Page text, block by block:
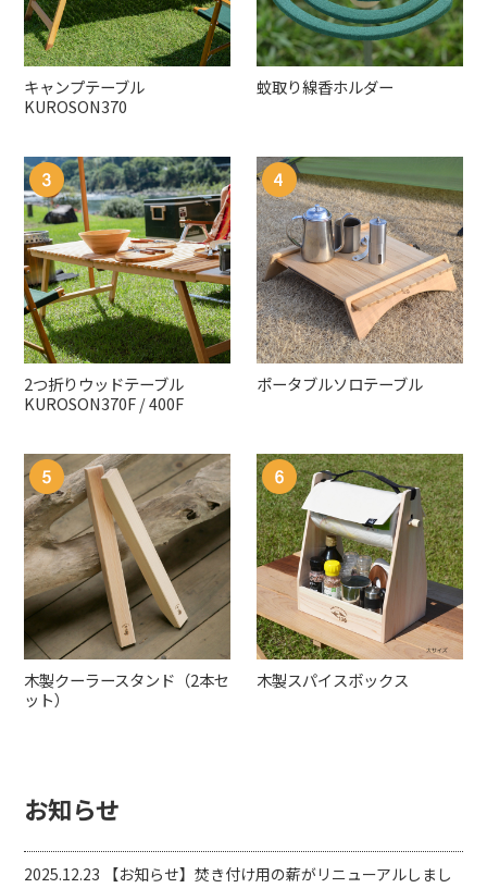
キャンプテーブル
KUROSON370
蚊取り線香ホルダー
2つ折りウッドテーブル
KUROSON370F / 400F
ポータブルソロテーブル
木製クーラースタンド（2本セ
ット）
木製スパイスボックス
お知らせ
2025.12.23
【お知らせ】焚き付け用の薪がリニューアルしまし